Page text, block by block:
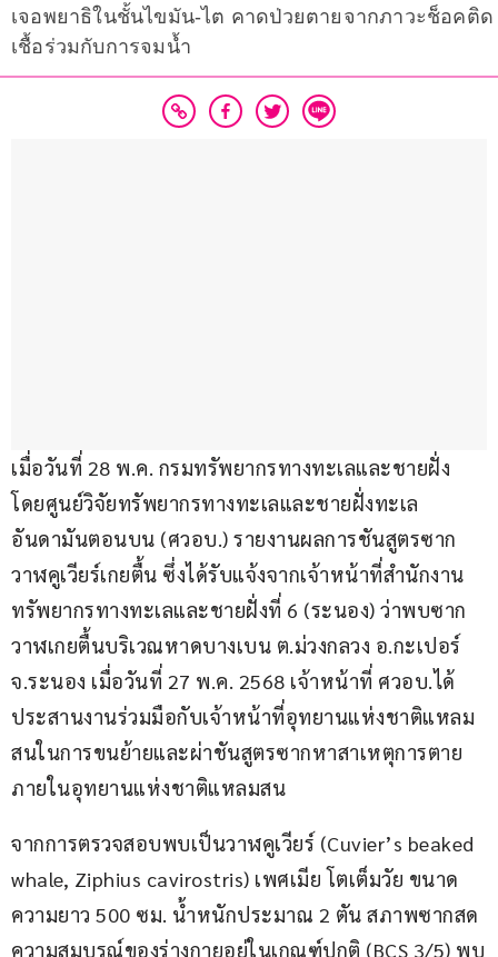
เจอพยาธิในชั้นไขมัน-ไต คาดป่วยตายจากภาวะช็อคติด
เชื้อร่วมกับการจมน้ำ
เมื่อวันที่ 28 พ.ค. กรมทรัพยากรทางทะเลและชายฝั่ง
โดยศูนย์วิจัยทรัพยากรทางทะเลและชายฝั่งทะเล
อันดามันตอนบน (ศวอบ.) รายงานผลการชันสูตรซาก
วาฬคูเวียร์เกยตื้น ซึ่งได้รับแจ้งจากเจ้าหน้าที่สำนักงาน
ทรัพยากรทางทะเลและชายฝั่งที่ 6 (ระนอง) ว่าพบซาก
วาฬเกยตื้นบริเวณหาดบางเบน ต.ม่วงกลวง อ.กะเปอร์
จ.ระนอง เมื่อวันที่ 27 พ.ค. 2568 เจ้าหน้าที่ ศวอบ.ได้
ประสานงานร่วมมือกับเจ้าหน้าที่อุทยานแห่งชาติแหลม
สนในการขนย้ายและผ่าชันสูตรซากหาสาเหตุการตาย
ภายในอุทยานแห่งชาติแหลมสน
จากการตรวจสอบพบเป็นวาฬคูเวียร์ (Cuvier’s beaked
whale, Ziphius cavirostris) เพศเมีย โตเต็มวัย ขนาด
ความยาว 500 ซม. น้ำหนักประมาณ 2 ตัน สภาพซากสด
ความสมบูรณ์ของร่างกายอยู่ในเกณฑ์ปกติ (BCS 3/5) พบ